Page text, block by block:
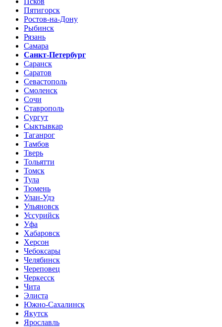
Пятигорск
Ростов-на-Дону
Рыбинск
Рязань
Самара
Санкт-Петербург
Саранск
Саратов
Севастополь
Смоленск
Сочи
Ставрополь
Сургут
Сыктывкар
Таганрог
Тамбов
Тверь
Тольятти
Томск
Тула
Тюмень
Улан-Удэ
Ульяновск
Уссурийск
Уфа
Хабаровск
Херсон
Чебоксары
Челябинск
Череповец
Черкесск
Чита
Элиста
Южно-Сахалинск
Якутск
Ярославль